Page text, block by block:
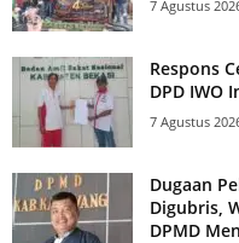
7 Agustus
Respons
DPD IWO
7 Agustus
Dugaan
Digubris,
DPMD